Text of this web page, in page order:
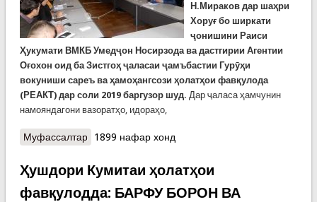
Н.Мираков дар шаҳри
Хоруғ бо ширкати
ҷонишини Раиси
Ҳукумати ВМКБ Умедҷон Носирзода ва дастгирии Агентии
Оғохон оид ба Зистгоҳ ҷаласаи ҷамъбастии Гурӯҳи
вокуниши сареъ ва ҳамоҳангсози ҳолатҳои фавқулода
(РЕАКТ) дар соли 2019 баргузор шуд. Дар ҷаласа ҳамчунин
намояндагони вазоратҳо, идораҳо,
Муфассалтаро Фаъолияти яксолаи РЕАКТ дар ВМКБ
1899 нафар хонд
Ҳушдори Кумитаи ҳолатҳои
фавқулодда: БАРФУ БОРОН ВА